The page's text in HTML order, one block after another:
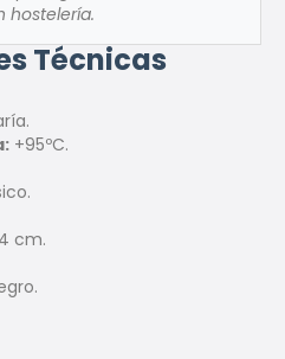
hostelería.
Técnicas
+95ºC.
cm.